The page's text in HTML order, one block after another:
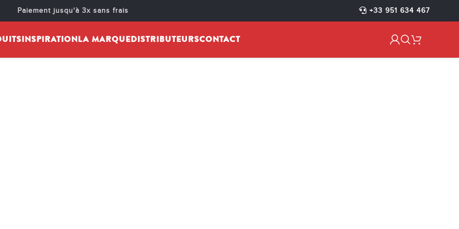
Paiement jusqu'à 3x sans frais +33 951 634 467
INSPIRATIONLA MARQUEDISTRIBUTEURSCONTACT